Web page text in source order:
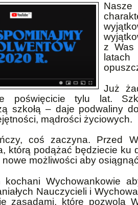
z Was
Już
poświęcicie tylu lat.
szkołą – daje podwaliny
mądrości życiowych.
coś zaczyna. Przed
którą podążać będziecie ku
nowe możliwości aby
kochani Wychowankowie
Nauczycieli i
zasadami, które pozwolą